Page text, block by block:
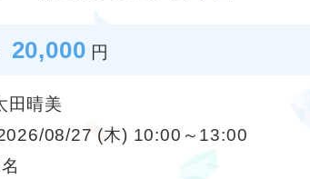
20,000 円
田晴美
08/27 (木) 10:00～13:00